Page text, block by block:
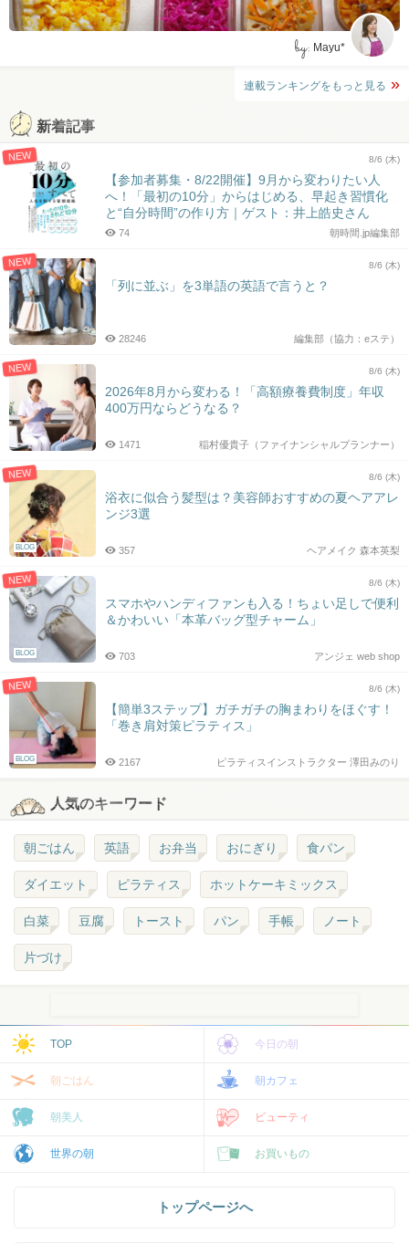
by: Mayu*
連載ランキングをもっと見る
新着記事
NEW 8/6 (木)
【参加者募集・8/22開催】9月から変わりたい人
へ！「最初の10分」からはじめる、早起き習慣化
と“自分時間”の作り方｜ゲスト：井上皓史さん
朝時間.jp編集部
74
NEW 8/6 (木)
「列に並ぶ」を3単語の英語で言うと？
編集部（協力：eステ）
28246
NEW 8/6 (木)
2026年8月から変わる！「高額療養費制度」年収
400万円ならどうなる？
稲村優貴子（ファイナンシャルプランナー）
1471
NEW
BLOG
8/6 (木)
浴衣に似合う髪型は？美容師おすすめの夏ヘアアレ
ンジ3選
ヘアメイク 森本英梨
357
NEW
BLOG
8/6 (木)
スマホやハンディファンも入る！ちょい足しで便利
＆かわいい「本革バッグ型チャーム」
アンジェ web shop
703
NEW
BLOG
8/6 (木)
【簡単3ステップ】ガチガチの胸まわりをほぐす！
「巻き肩対策ピラティス」
ピラティスインストラクター 澤田みのり
2167
人気のキーワード
朝ごはん 英語 お弁当 おにぎり 食パン
ダイエット ピラティス ホットケーキミックス
白菜 豆腐 トースト パン 手帳 ノート
片づけ
TOP 今日の朝
朝ごはん 朝カフェ
朝美人 ビューティ
世界の朝 お買いもの
トップページへ